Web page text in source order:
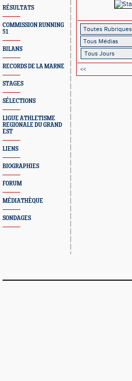
RÉSULTATS
COMMISSION RUNNING
51
BILANS
RECORDS DE LA MARNE
STAGES
SÉLECTIONS
LIGUE ATHLETISME
REGIONALE DU GRAND
EST
LIENS
BIOGRAPHIES
FORUM
MÉDIATHÈQUE
SONDAGES
<<